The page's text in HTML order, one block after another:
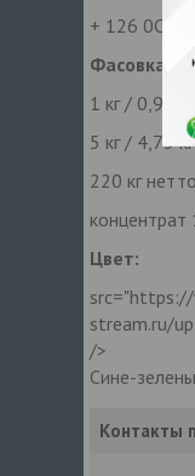
+ 126 0С
Фасовка и
1 кг / 0,93
5 кг / 4,73
220 кг
Цвет:
stream.ru/
/>
Сине-
Контакты